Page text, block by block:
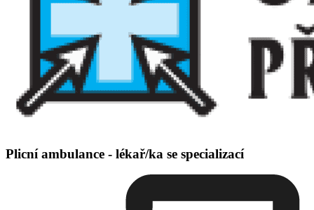
Plicní ambulance - lékař/ka se specializací